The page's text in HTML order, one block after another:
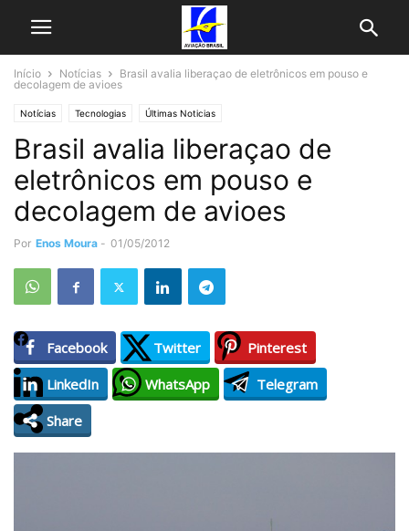
Início Notícias
Brasil avalia liberaçao de eletrônicos em pouso e
decolagem de avioes
Notícias Tecnologias Últimas Noticias
Brasil avalia liberaçao de
eletrônicos em pouso e
decolagem de avioes
Por Enos Moura - 01/05/2012
Facebook Twitter
Pinterest
LinkedIn
WhatsApp
Telegram
Share